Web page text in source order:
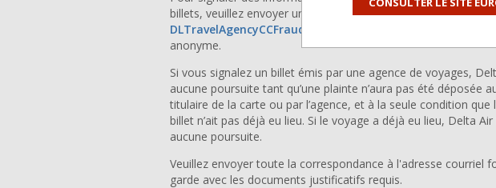
billets, veuillez envoyer un courriel à Delta à l’adresse
DLTravelAgencyCCFraud@delta.com
anonyme.
Si vous signalez un billet émis par une agence de voyages,
aucune poursuite tant qu’une plainte n’aura pas été déposée
titulaire de la carte ou par l’agence, et à la seule condition
billet n’ait pas déjà eu lieu. Si le voyage a déjà eu lieu, Delta
aucune poursuite.
Veuillez envoyer toute la correspondance à l'adresse courriel
garde avec les documents justificatifs requis.